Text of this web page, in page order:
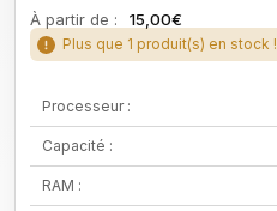
À partir de : 15,00€
Plus que 1 produit(s) en stock !
Processeur :
Capacité :
RAM :